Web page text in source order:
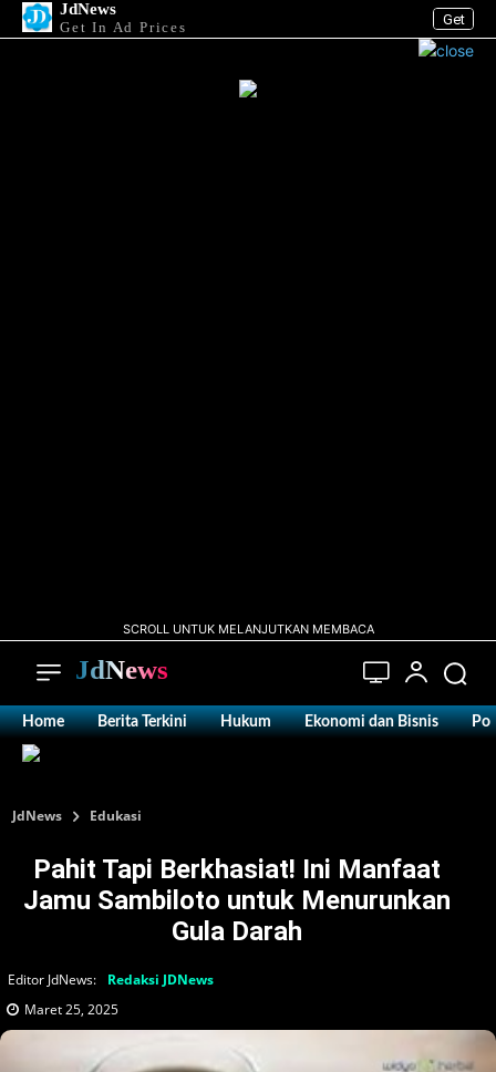
Get
JdNews
Get In Ad Prices
SCROLL UNTUK MELANJUTKAN MEMBACA
JdNews
Home Berita Terkini Hukum Ekonomi dan Bisnis
JdNews Edukasi
Pahit Tapi Berkhasiat! Ini Manfaat
Jamu Sambiloto untuk Menurunkan
Gula Darah
Editor JdNews:
Redaksi JDNews
Maret 25, 2025